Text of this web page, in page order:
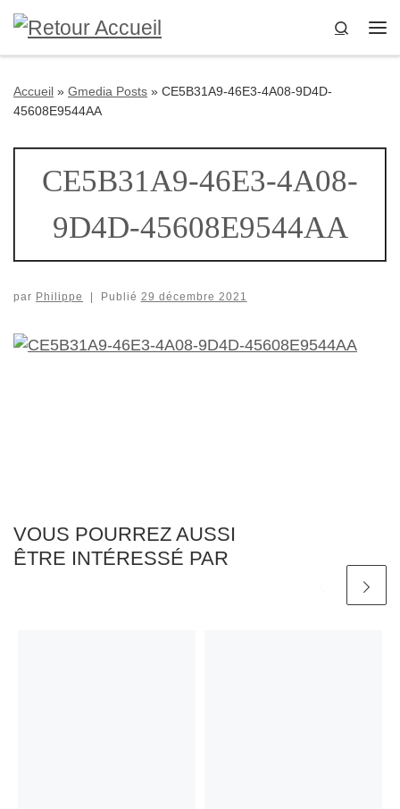
Passer au contenu
Search
Accueil » Gmedia Posts » CE5B31A9-46E3-4A08-9D4D-
45608E9544AA
CE5B31A9-46E3-4A08-
9D4D-45608E9544AA
par Philippe Publié 29 décembre 2021
VOUS POURREZ AUSSI
ÊTRE INTÉRESSÉ PAR